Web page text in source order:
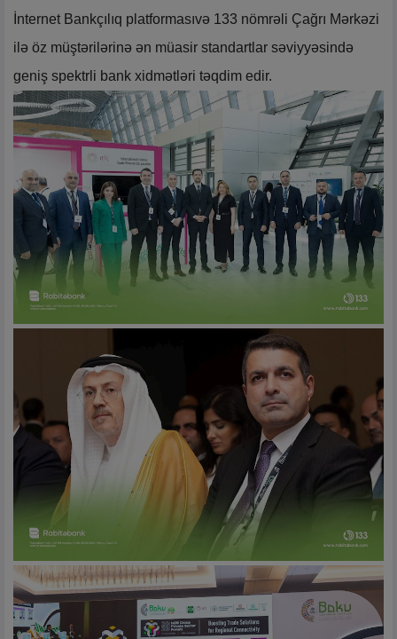
İnternet Bankçılıq platformasıvə 133 nömrəli Çağrı Mərkəzi
ilə öz müştərilərinə ən müasir standartlar səviyyəsində
geniş spektrli bank xidmətləri təqdim edir.